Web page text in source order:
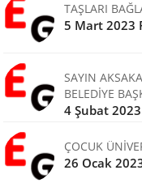
TAŞLARI
5 Mart 2023
SAYIN
BELEDİYE
4 Şubat
ÇOCUK
26 Ocak